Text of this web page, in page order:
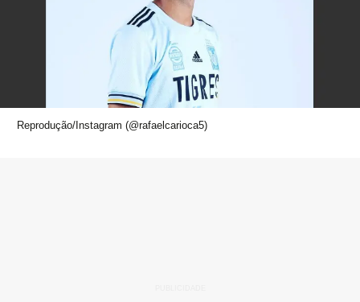
Reprodução/Instagram (@rafaelcarioca5)